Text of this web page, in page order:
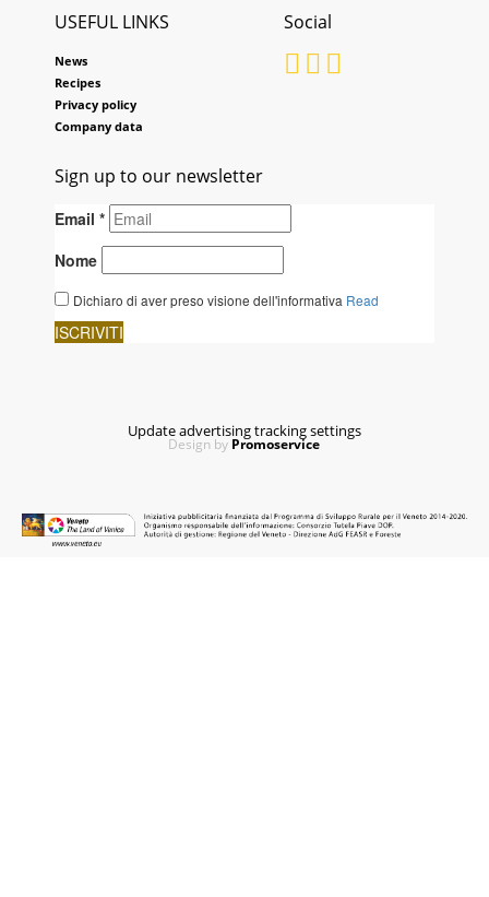
Social
USEFUL LINKS
News
Recipes
Privacy policy
Company data
Sign up to our newsletter
Update advertising tracking settings
Design by Promoservice